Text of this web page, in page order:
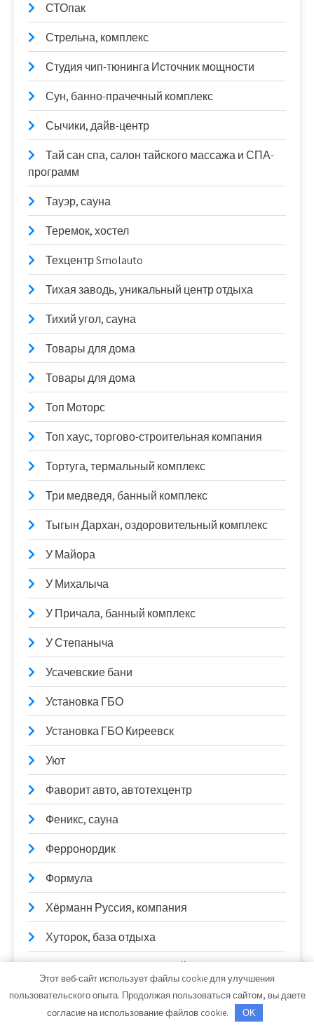
СТОпак
Стрельна, комплекс
Студия чип-тюнинга Источник мощности
Сун, банно-прачечный комплекс
Сычики, дайв-центр
Тай сан спа, салон тайского массажа и СПА-
программ
Тауэр, сауна
Теремок, хостел
Техцентр Smolauto
Тихая заводь, уникальный центр отдыха
Тихий угол, сауна
Товары для дома
Товары для дома
Топ Моторс
Топ хаус, торгово-строительная компания
Тортуга, термальный комплекс
Три медведя, банный комплекс
Тыгын Дархан, оздоровительный комплекс
У Майора
У Михалыча
У Причала, банный комплекс
У Степаныча
Усачевские бани
Установка ГБО
Установка ГБО Киреевск
Уют
Фаворит авто, автотехцентр
Феникс, сауна
Ферронордик
Формула
Хёрманн Руссия, компания
Хуторок, база отдыха
Центр по ремонту грузовой техники
Центр, автомоечный комплекс
Этот веб-сайт использует файлы cookie для улучшения
пользовательского опыта. Продолжая пользоваться сайтом, вы даете
согласие на использование файлов cookie.
OK